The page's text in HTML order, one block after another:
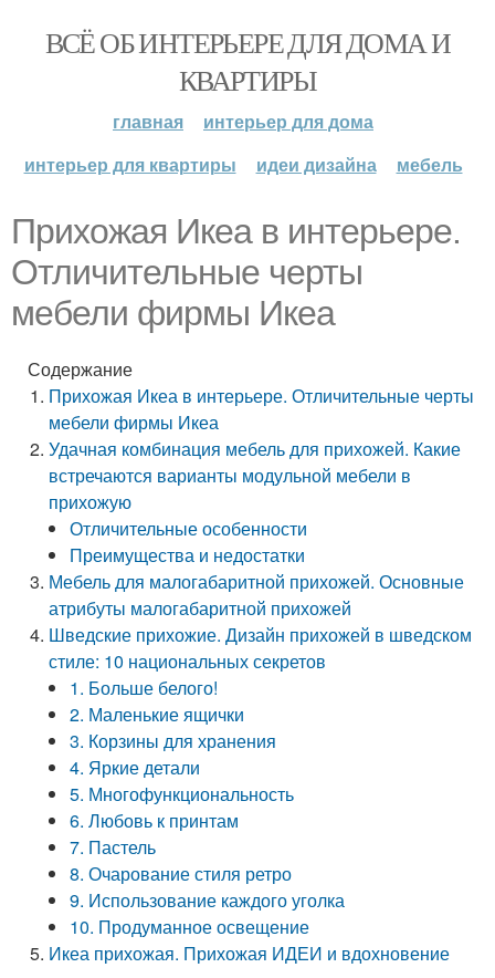
ВСЁ ОБ ИНТЕРЬЕРЕ ДЛЯ ДОМА И
КВАРТИРЫ
главная
интерьер для дома
интерьер для квартиры
идеи дизайна мебель
Прихожая Икеа в интерьере.
Отличительные черты
мебели фирмы Икеа
Содержание
Прихожая Икеа в интерьере. Отличительные черты
мебели фирмы Икеа
Удачная комбинация мебель для прихожей. Какие
встречаются варианты модульной мебели в
прихожую
Отличительные особенности
Преимущества и недостатки
Мебель для малогабаритной прихожей. Основные
атрибуты малогабаритной прихожей
Шведские прихожие. Дизайн прихожей в шведском
стиле: 10 национальных секретов
1. Больше белого!
2. Маленькие ящички
3. Корзины для хранения
4. Яркие детали
5. Многофункциональность
6. Любовь к принтам
7. Пастель
8. Очарование стиля ретро
9. Использование каждого уголка
10. Продуманное освещение
Икеа прихожая. Прихожая ИДЕИ и вдохновение